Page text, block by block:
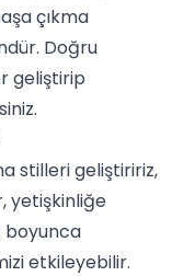
çıkma
Doğru
geliştirip
stilleri geliştiririz,
yetişkinliğe
boyunca
etkileyebilir.